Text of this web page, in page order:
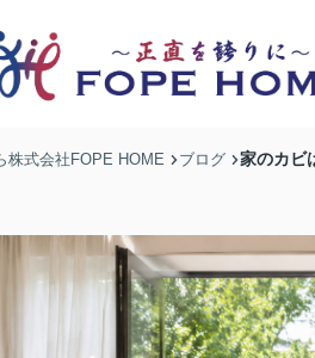
株式会社FOPE HOME ブログ 家のカビ